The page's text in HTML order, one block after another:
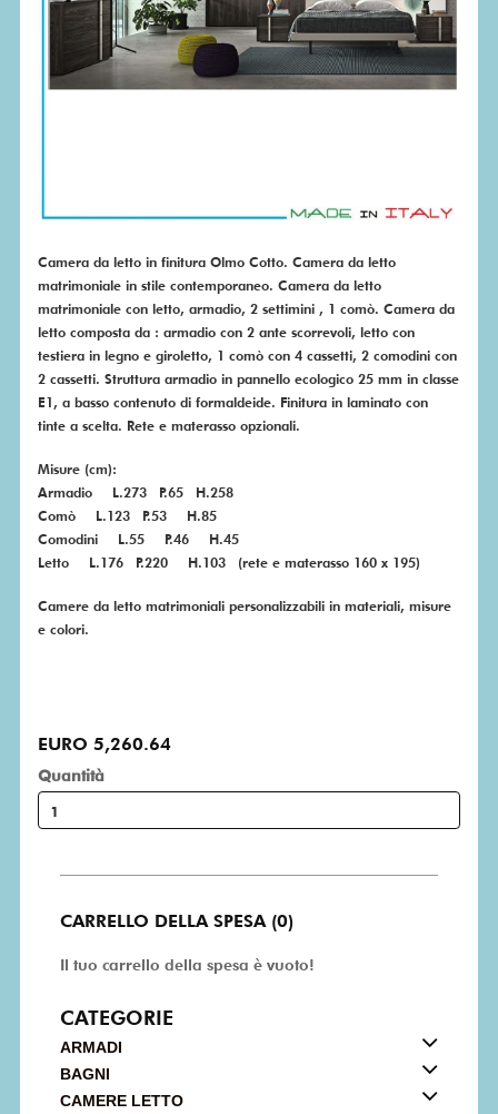
PRONTA
Camera da letto in finitura Olmo Cotto. Camera da letto
matrimoniale in stile contemporaneo. Camera da letto
matrimoniale con letto, armadio, 2 settimini , 1 comò. Camera da
letto composta da : armadio con 2 ante scorrevoli, letto con
testiera in legno e giroletto, 1 comò con 4 cassetti, 2 comodini con
2 cassetti. Struttura armadio in pannello ecologico 25 mm in classe
E1, a basso contenuto di formaldeide. Finitura in laminato con
tinte a scelta. Rete e materasso opzionali.
Misure (cm):
Armadio L.273 P.65 H.258
Comò L.123 P.53 H.85
Comodini L.55 P.46 H.45
Letto L.176 P.220 H.103 (rete e materasso 160 x 195)
Camere da letto matrimoniali personalizzabili in materiali, misure
e colori.
EURO 5,260.64
Quantità
CARRELLO DELLA SPESA (0)
Il tuo carrello della spesa è vuoto!
CATEGORIE
ARMADI
BAGNI
CAMERE LETTO